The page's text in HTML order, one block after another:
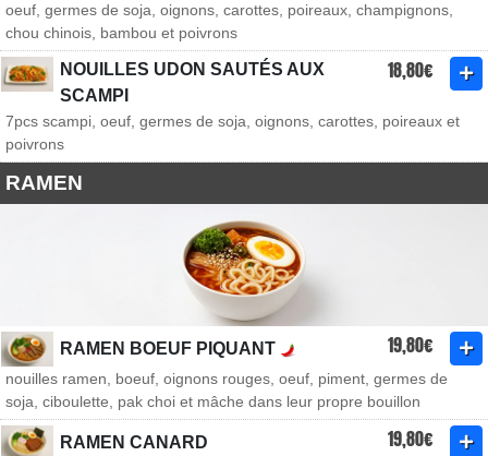
oeuf, germes de soja, oignons, carottes, poireaux, champignons,
chou chinois, bambou et poivrons
NOUILLES UDON SAUTÉS AUX
SCAMPI
18,80€
7pcs scampi, oeuf, germes de soja, oignons, carottes, poireaux et
poivrons
RAMEN
RAMEN BOEUF PIQUANT 19,80€
nouilles ramen, boeuf, oignons rouges, oeuf, piment, germes de
soja, ciboulette, pak choi et mâche dans leur propre bouillon
RAMEN CANARD 19,80€